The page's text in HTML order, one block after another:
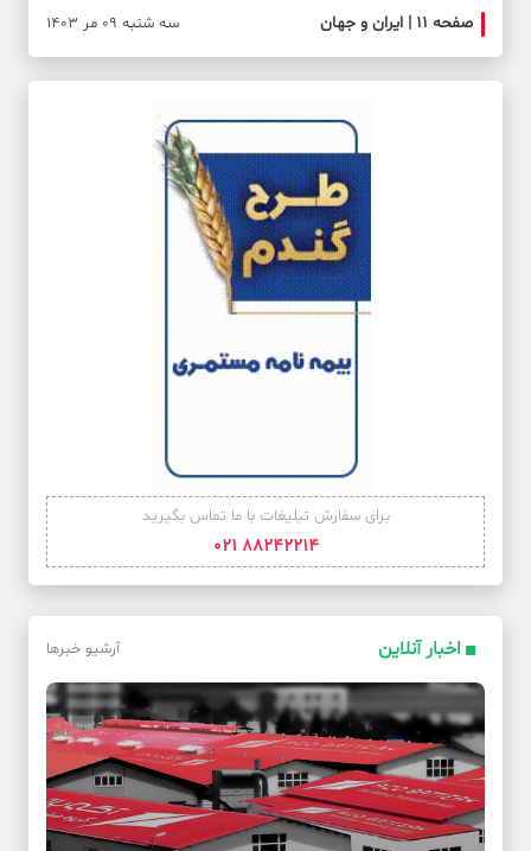
صفحه ۱۱ | ایران و جهان سه شنبه 09 مر 1403
برای سفارش تبلیغات با ما تماس بگیرید
88242214 021
اخبار آنلاین آرشیو خبرها